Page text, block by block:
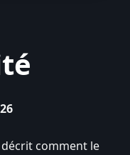
comment le